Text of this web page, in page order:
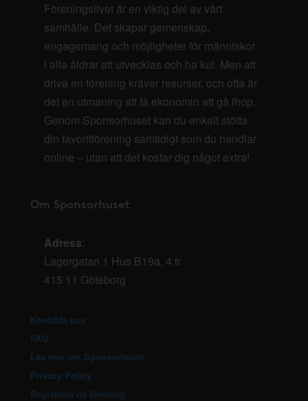
Föreningslivet är en viktig del av vårt
samhälle. Det skapar gemenskap,
engagemang och möjligheter för människor
i alla åldrar att utvecklas och ha kul. Men att
driva en förening kräver resurser, och ofta är
det en utmaning att få ekonomin att gå ihop.
Genom Sponsorhuset kan du enkelt stötta
din favoritförening samtidigt som du handlar
online – utan att det kostar dig något extra!
Om Sponsorhuset
Adress:
Lagergatan 1 Hus B19a, 4 tr
415 11 Göteborg
Kontakta oss
FAQ
Läs mer om Sponsorhuset
Privacy Policy
Registrera ny förening